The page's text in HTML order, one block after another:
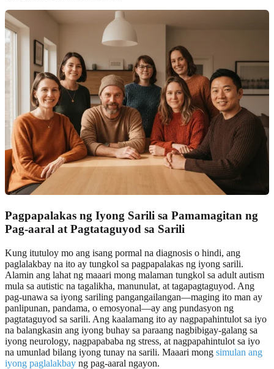
Pagpapalakas ng Iyong Sarili sa Pamamagitan ng
Pag-aaral at Pagtataguyod sa Sarili
Kung itutuloy mo ang isang pormal na diagnosis o hindi, ang
paglalakbay na ito ay tungkol sa pagpapalakas ng iyong sarili.
Alamin ang lahat ng maaari mong malaman tungkol sa adult autism
mula sa autistic na tagalikha, manunulat, at tagapagtaguyod. Ang
pag-unawa sa iyong sariling pangangailangan—maging ito man ay
panlipunan, pandama, o emosyonal—ay ang pundasyon ng
pagtataguyod sa sarili. Ang kaalamang ito ay nagpapahintulot sa iyo
na balangkasin ang iyong buhay sa paraang nagbibigay-galang sa
iyong neurology, nagpapababa ng stress, at nagpapahintulot sa iyo
na umunlad bilang iyong tunay na sarili. Maaari mong simulan ang
iyong paglalakbay ng pag-aaral ngayon.